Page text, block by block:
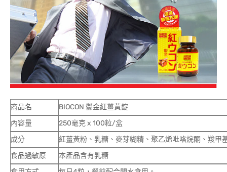
商品名
BIOCON 鬱金紅薑黃錠
內容量
250毫克 x 100粒/盒
成分
紅薑黃粉、乳糖、麥芽糊精、聚乙烯吡咯烷酮、羧甲
食品過敏原
本產品含有乳糖